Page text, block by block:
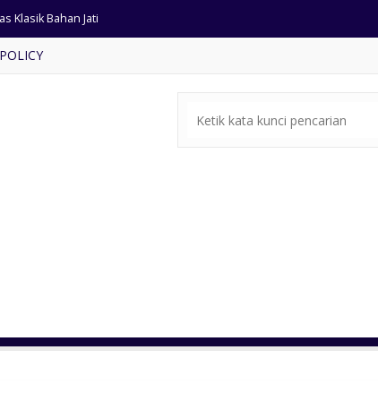
Jati Atap Limas
Tidur Minimalis Jati
Jati Minimalis Antik
Modern Dudukan Busa